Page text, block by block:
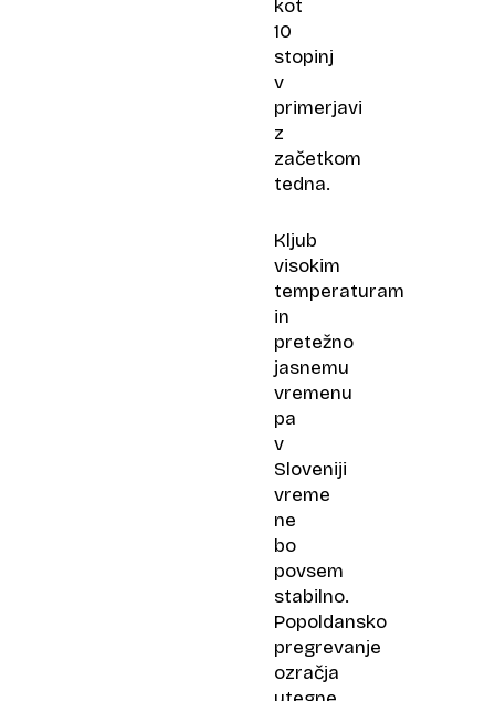
kot
10
stopinj
v
primerjavi
z
začetkom
tedna.
Kljub
visokim
temperaturam
in
pretežno
jasnemu
vremenu
pa
v
Sloveniji
vreme
ne
bo
povsem
stabilno.
Popoldansko
pregrevanje
ozračja